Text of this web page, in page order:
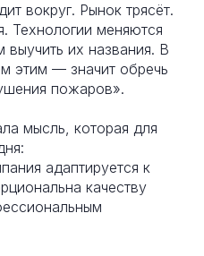
вокруг. Рынок трясёт.
Технологии меняются
их названия. В
этим — значит обречь
пожаров».
мысль, которая для
адаптируется к
качеству